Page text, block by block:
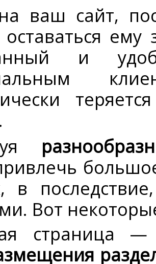
ваш сайт,
ему
и
в
Вот
страница